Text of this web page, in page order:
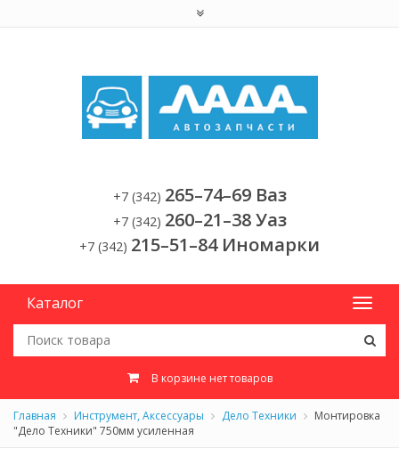
+7 (342) 265–74–69 Ваз
+7 (342) 260–21–38 Уаз
+7 (342) 215–51–84 Иномарки
Каталог
В корзине нет товаров
Главная Инструмент, Аксессуары Дело Техники
Монтировка
"Дело Техники" 750мм усиленная